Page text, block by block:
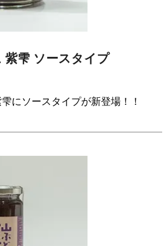
紫雫 ソースタイプ
にソースタイプが新登場！！